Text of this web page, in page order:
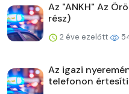
Az "ANKH" Az
rész)
2 éve ezelőtt
Az igazi
telefonon